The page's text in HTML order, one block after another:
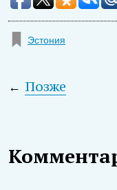
Эстония
← Позже